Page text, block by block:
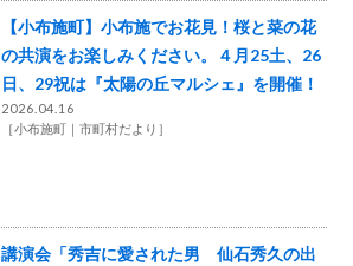
【小布施町】小布施でお花見！桜と菜の花
の共演をお楽しみください。４月25土、26
日、29祝は『太陽の丘マルシェ』を開催！
2026.04.16
［小布施町 市町村だより ］
講演会「秀吉に愛された男 仙石秀久の出